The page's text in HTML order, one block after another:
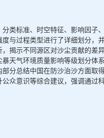
类标准、时空特征、影响因子
与过程类型进行了详细划分
揭示不同源区对沙尘贡献的
天气环境质量影响等级划分
分总结中国在防沙治沙方面取
众意识等综合建议，强调通过